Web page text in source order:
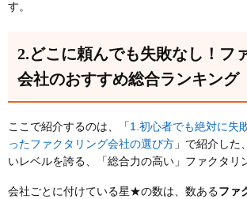
す。
2.どこに頼んでも失敗なし！フ
会社のおすすめ総合ランキング
ここで紹介するのは、「 1.初心者でも絶対に失
ったファクタリング会社の選び方 」で紹介した
いレベルを誇る、「総合力の高い」ファクタリ
会社ごとに付けている星★の数は、数あるファ